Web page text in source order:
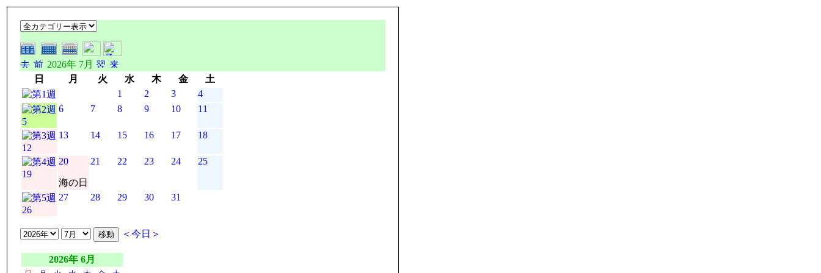
2026年 7月
日
月 火 水 木 金
土
1
2 3 4
5
6 7 8 9 10 11
12
13 14 15 16 17 18
19
20
海の日
21 22 23 24 25
26
27 28 29 30 31
＜今日＞
2026年 6月